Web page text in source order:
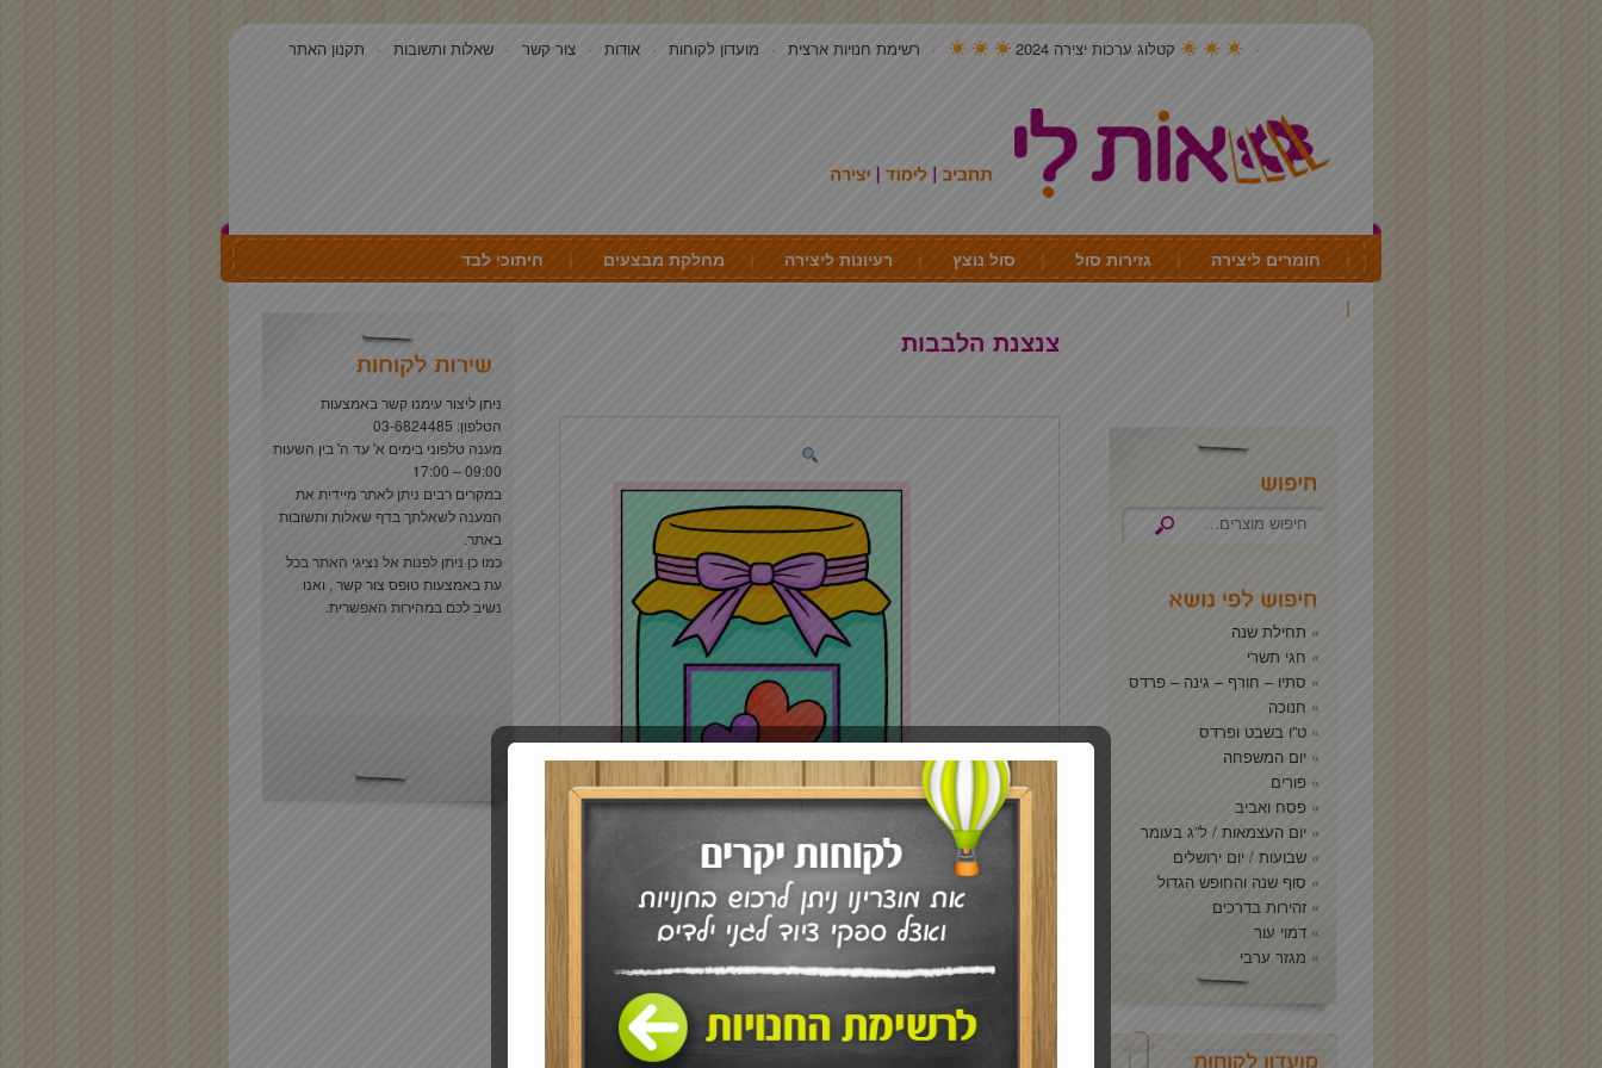
קטלוג ערכות יצירה 2024 רשימת חנויות ארצית מועדון לקוחות אודות צור קשר שאלות ותשובות תקנון האתר
חומרים ליצירה גזירות סול סול נוצץ רעיונות ליצירה מחלקת מבצעים
חיתוכי לבד
תחילת שנה
חגי תשרי
סתיו – חורף – גינה – פרדס
חנוכה
ט”ו בשבט ופרדס
יום המשפחה
פורים
פסח ואביב
יום העצמאות / ל”ג בעומר
שבועות / יום ירושלים
סוף שנה והחופש הגדול
זהירות בדרכים
דמוי עור
מגזר ערבי
צנצנת הלבבות
ניתן ליצור עימנו קשר באמצעות
הטלפון: 03-6824485
מענה טלפוני בימים א' עד ה' בין השעות
09:00 – 17:00
במקרים רבים ניתן לאתר מיידית את
המענה לשאלתך בדףשאלות ותשובות
באתר.
כמו כן ניתן לפנות אל נציגי האתר בכל
עת באמצעות טופס צור קשר , ואנו
נשיב לכם במהירות האפשרית.